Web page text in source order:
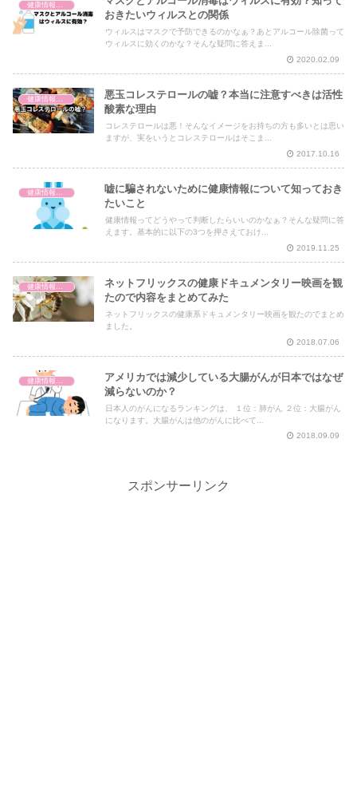
おきたいウィルスとの関係
ウィルスはマスクで予防できるのかなぁ？あとアルコール除菌って
ウィルスに効くのかな？そんな疑問に答えま...
2020.02.09
悪玉コレステロールの嘘？本当に注意すべきは活性
酸素な理由
コレステロールは悪！そんなイメージをお持ちの方も多いとは思い
ますが、実をいうとコレステロールはそこま...
2017.10.16
健康情報の読み解き・考え方
嘘に騙されないために健康情報について知っておき
たいこと
健康情報ってどうやって判断したらいいのかなぁ？そんな疑問に答
えます。基本的に以下の3つを押さえておけ...
2019.11.25
健康情報の読み解き・考え方
ネットフリックスの健康ドキュメンタリー映画を観
たので内容をまとめてみた
ネットフリックスの健康系ドキュメンタリー映画を観たのでまとめ
ました。
2018.07.06
健康情報の読み解き・考え方
アメリカでは減少している大腸がんが日本ではなぜ
減らないのか？
日本人のがんになるランキングは、 １位：肺がん ２位：大腸がん
になります。大腸がんは他のがんに比べて...
2018.09.09
スポンサーリンク